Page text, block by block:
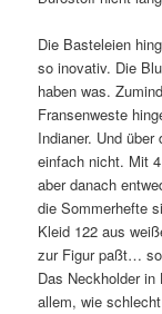
Die Basteleien
so inovativ. Die
haben was.
Fransenweste
Indianer. Und
einfach nicht. Mit
aber danach
die Sommerhefte
Kleid 122 aus
zur Figur paßt…
Das Neckholder
allem, wie